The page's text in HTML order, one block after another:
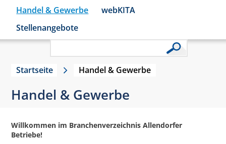
Handel & Gewerbe
webKITA
Stellenangebote
Startseite Handel & Gewerbe
Handel & Gewerbe
Willkommen im Branchenverzeichnis Allendorfer
Betriebe!